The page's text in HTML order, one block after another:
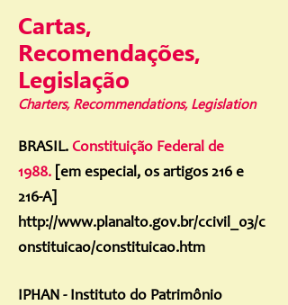
Cartas,
Recomendações,
Legislação
Charters, Recommendations, Legislation
BRASIL. Constituição Federal de
1988. [em especial, os artigos 216 e
216-A]
http://www.planalto.gov.br/ccivil_03/c
onstituicao/constituicao.htm
IPHAN - Instituto do Patrimônio